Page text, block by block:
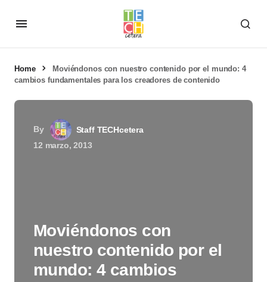
Home
Moviéndonos con nuestro contenido por el mundo: 4
cambios fundamentales para los creadores de contenido
By
Staff TECHcetera
12 marzo, 2013
Moviéndonos con
nuestro contenido por el
mundo: 4 cambios